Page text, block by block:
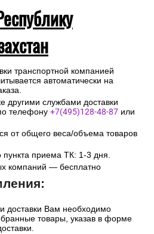
транспортной компанией
автоматически на
другими службами доставки
телефону +7(495)128-48-87 или
от общего веса/объема товаров
пункта приема ТК: 1-3 дня.
компаний — бесплатно
доставки Вам необходимо
товары, указав в форме